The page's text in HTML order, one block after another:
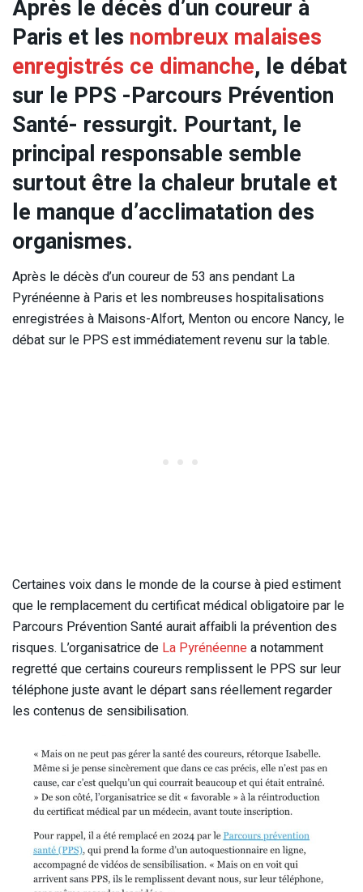
Après le décès d’un coureur à
Paris et les nombreux malaises
enregistrés ce dimanche, le débat
sur le PPS -Parcours Prévention
Santé- ressurgit. Pourtant, le
principal responsable semble
surtout être la chaleur brutale et
le manque d’acclimatation des
organismes.
Après le décès d’un coureur de 53 ans pendant La
Pyrénéenne à Paris et les nombreuses hospitalisations
enregistrées à Maisons-Alfort, Menton ou encore Nancy, le
débat sur le PPS est immédiatement revenu sur la table.
Certaines voix dans le monde de la course à pied estiment
que le remplacement du certificat médical obligatoire par le
Parcours Prévention Santé aurait affaibli la prévention des
risques. L’organisatrice de La Pyrénéennea notamment
regretté que certains coureurs remplissent le PPS sur leur
téléphone juste avant le départ sans réellement regarder
les contenus de sensibilisation.